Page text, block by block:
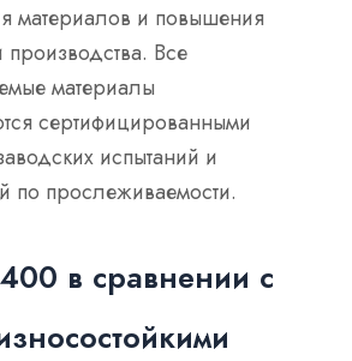
материалов и повышения
производства. Все
материалы
сертифицированными
испытаний и
по прослеживаемости.
в сравнении с